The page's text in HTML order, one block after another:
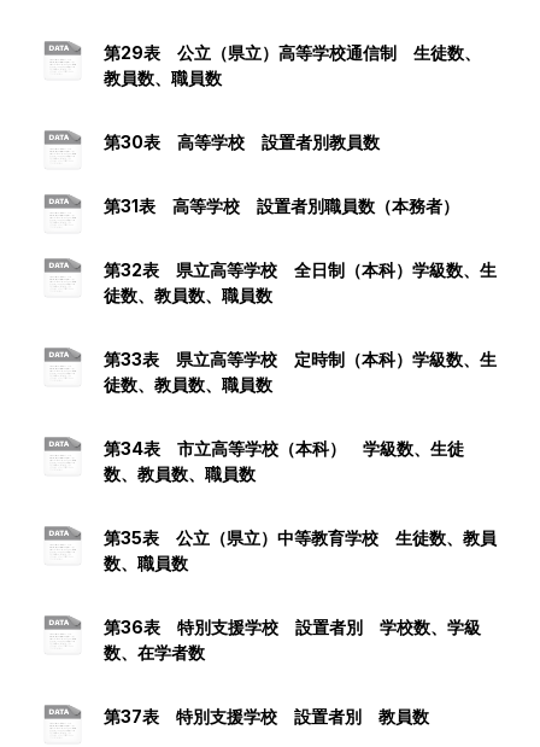
第29表 公立（県立）高等学校通信制 生徒数、
教員数、職員数
第30表 高等学校 設置者別教員数
第31表 高等学校 設置者別職員数（本務者）
第32表 県立高等学校 全日制（本科）学級数、生
徒数、教員数、職員数
第33表 県立高等学校 定時制（本科）学級数、生
徒数、教員数、職員数
第34表 市立高等学校（本科） 学級数、生徒
数、教員数、職員数
第35表 公立（県立）中等教育学校 生徒数、教員
数、職員数
第36表 特別支援学校 設置者別 学校数、学級
数、在学者数
第37表 特別支援学校 設置者別 教員数